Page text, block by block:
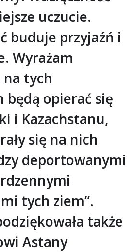
uczucie.
buduje przyjaźń i
Wyrażam
na tych
będą opierać się
i Kazachstanu,
się na nich
deportowanymi
tych ziem”.
także
Astany